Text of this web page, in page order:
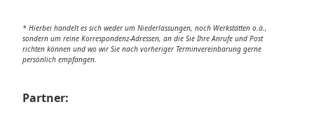
* Hierbei handelt es sich weder um Niederlassungen, noch Werkstätten o.ä.,
sondern um reine Korrespondenz-Adressen, an die Sie Ihre Anrufe und Post
richten können und wo wir Sie nach vorheriger Terminvereinbarung gerne
persönlich empfangen.
Partner: